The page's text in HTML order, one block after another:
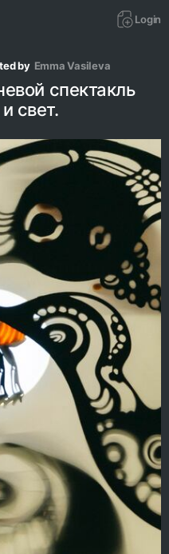
Login
by Emma Vasileva
спектакль
свет.